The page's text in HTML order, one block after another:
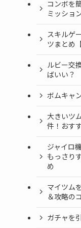
コンボを
ミッショ
スキルゲ
ツまとめ
ルビー交
ばいい？
ボムキャ
大きいツ
件！おす
ジャイロ
もっさり
め
マイツム
＆攻略の
ガチャを